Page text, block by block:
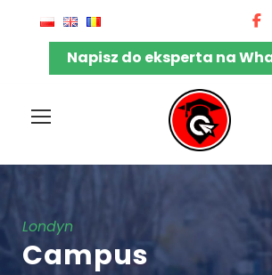
Napisz do eksperta na
Londyn
Campus